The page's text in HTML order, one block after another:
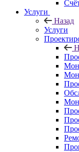
Услуги
Назад
Услуги